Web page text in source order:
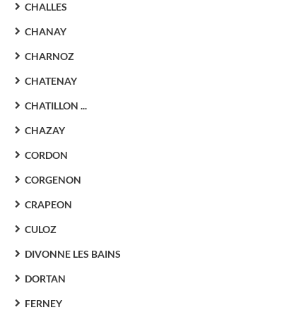
CHALLES
CHANAY
CHARNOZ
CHATENAY
CHATILLON ...
CHAZAY
CORDON
CORGENON
CRAPEON
CULOZ
DIVONNE LES BAINS
DORTAN
FERNEY